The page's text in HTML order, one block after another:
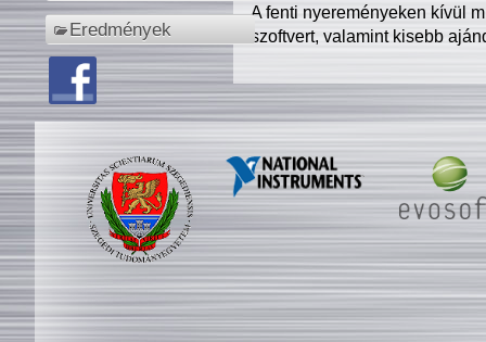
Eredmények
A fenti nyereményeken kívül
szoftvert, valamint kisebb